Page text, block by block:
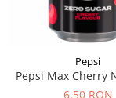
Pepsi
Pepsi Max Cherry
6,50 RON